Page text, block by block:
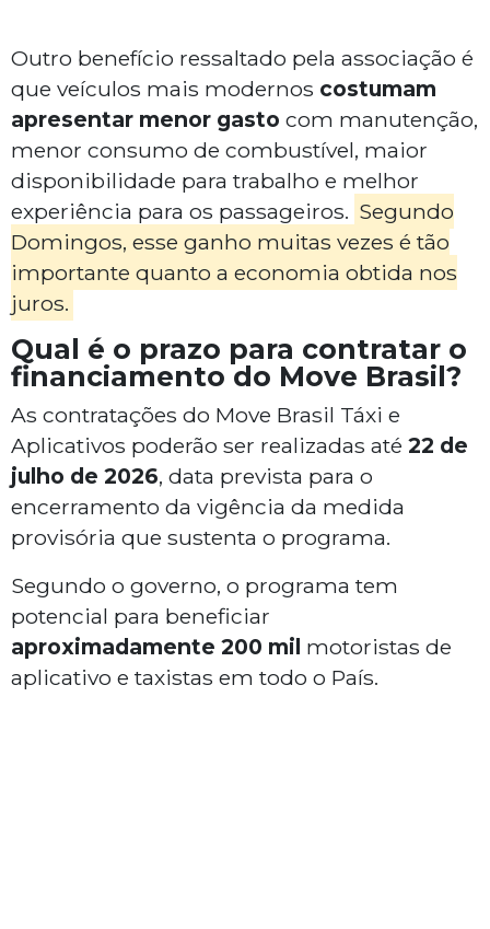
Outro benefício ressaltado pela associação é
que veículos mais modernos costumam
apresentar menor gasto com manutenção,
menor consumo de combustível, maior
disponibilidade para trabalho e melhor
experiência para os passageiros. Segundo
Domingos, esse ganho muitas vezes é tão
importante quanto a economia obtida nos
juros.
Qual é o prazo para contratar o
financiamento do Move Brasil?
As contratações do Move Brasil Táxi e
Aplicativos poderão ser realizadas até 22 de
julho de 2026, data prevista para o
encerramento da vigência da medida
provisória que sustenta o programa.
Segundo o governo, o programa tem
potencial para beneficiar
aproximadamente 200 mil motoristas de
aplicativo e taxistas em todo o País.